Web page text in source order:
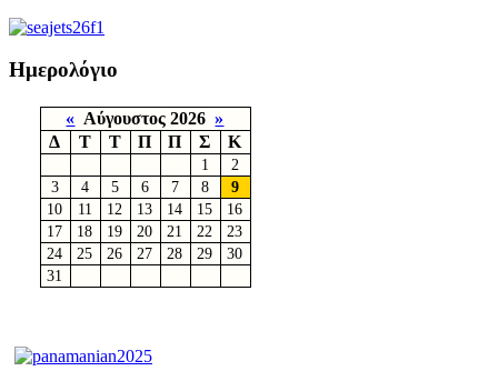
Ημερολόγιο
« Αύγουστος 2026»
Δ
Τ Τ Π Π Σ Κ
1
2
3
4 5 6 7 8
9
10
11 12 13 14 15
16
17
18 19 20 21 22
23
24
25 26 27 28 29
30
31